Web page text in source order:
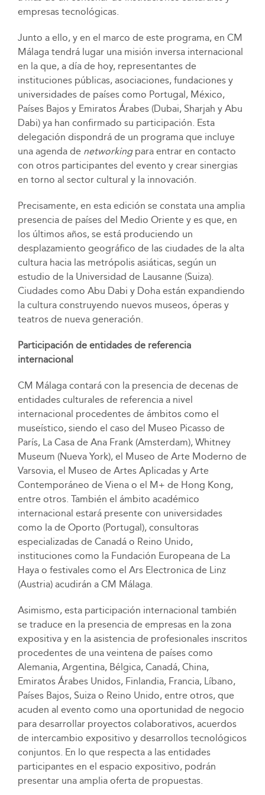
empresas tecnológicas.
Junto a ello, y en el marco de este programa, en CM
Málaga tendrá lugar una misión inversa internacional
en la que, a día de hoy, representantes de
instituciones públicas, asociaciones, fundaciones y
universidades de países como Portugal, México,
Países Bajos y Emiratos Árabes (Dubai, Sharjah y Abu
Dabi) ya han confirmado su participación. Esta
delegación dispondrá de un programa que incluye
una agenda de networking para entrar en contacto
con otros participantes del evento y crear sinergias
en torno al sector cultural y la innovación.
Precisamente, en esta edición se constata una amplia
presencia de países del Medio Oriente y es que, en
los últimos años, se está produciendo un
desplazamiento geográfico de las ciudades de la alta
cultura hacia las metrópolis asiáticas, según un
estudio de la Universidad de Lausanne (Suiza).
Ciudades como Abu Dabi y Doha están expandiendo
la cultura construyendo nuevos museos, óperas y
teatros de nueva generación.
Participación de entidades de referencia
internacional
CM Málaga contará con la presencia de decenas de
entidades culturales de referencia a nivel
internacional procedentes de ámbitos como el
museístico, siendo el caso del Museo Picasso de
París, La Casa de Ana Frank (Amsterdam), Whitney
Museum (Nueva York), el Museo de Arte Moderno de
Varsovia, el Museo de Artes Aplicadas y Arte
Contemporáneo de Viena o el M+ de Hong Kong,
entre otros. También el ámbito académico
internacional estará presente con universidades
como la de Oporto (Portugal), consultoras
especializadas de Canadá o Reino Unido,
instituciones como la Fundación Europeana de La
Haya o festivales como el Ars Electronica de Linz
(Austria) acudirán a CM Málaga.
Asimismo, esta participación internacional también
se traduce en la presencia de empresas en la zona
expositiva y en la asistencia de profesionales inscritos
procedentes de una veintena de países como
Alemania, Argentina, Bélgica, Canadá, China,
Emiratos Árabes Unidos, Finlandia, Francia, Líbano,
Países Bajos, Suiza o Reino Unido, entre otros, que
acuden al evento como una oportunidad de negocio
para desarrollar proyectos colaborativos, acuerdos
de intercambio expositivo y desarrollos tecnológicos
conjuntos. En lo que respecta a las entidades
participantes en el espacio expositivo, podrán
presentar una amplia oferta de propuestas.